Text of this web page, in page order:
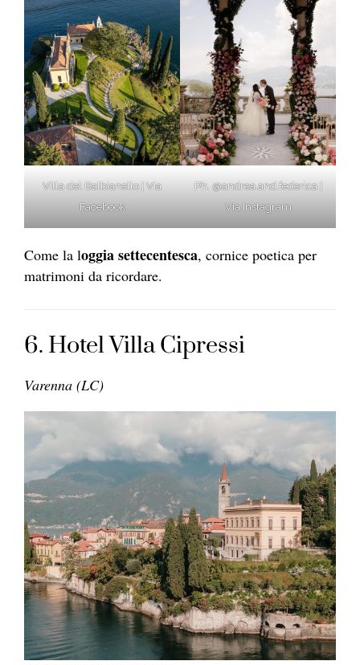
Villa del Balbianello | Via
Facebook
Ph. @andrea.and.federica |
Via Instagram
Come la loggia settecentesca, cornice poetica per
matrimoni da ricordare.
6. Hotel Villa Cipressi
Varenna (LC)